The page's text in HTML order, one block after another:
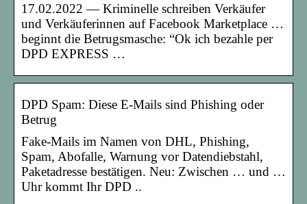
17.02.2022 — Kriminelle schreiben Verkäufer
und Verkäuferinnen auf Facebook Marketplace …
beginnt die Betrugsmasche: “Ok ich bezahle per
DPD EXPRESS …
DPD Spam: Diese E-Mails sind Phishing oder
Betrug
Fake-Mails im Namen von DHL, Phishing,
Spam, Abofalle, Warnung vor Datendiebstahl,
Paketadresse bestätigen. Neu: Zwischen … und …
Uhr kommt Ihr DPD ..